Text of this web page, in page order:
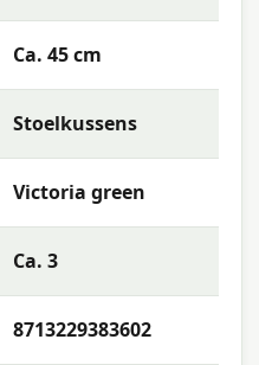
temperatuur (als
Ca. 45 cm
Stoelkussens
Victoria green
Ca. 3
8713229383602